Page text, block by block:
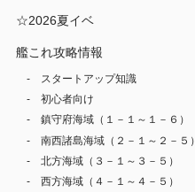
☆2026夏イベ
艦これ攻略情報
スタートアップ知識
初心者向け
鎮守府海域（１－１～１－６）
南西諸島海域（２－１～２－５）
北方海域（３－１～３－５）
西方海域（４－１～４－５）